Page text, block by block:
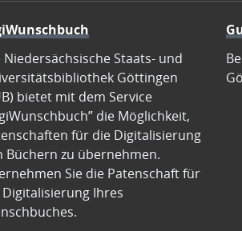
Niedersächsische Staats- und
Göttingen
bietet mit dem Service
die Möglichkeit,
für die Digitalisierung
Büchern zu übernehmen.
Sie die Patenschaft für
Digitalisierung Ihres